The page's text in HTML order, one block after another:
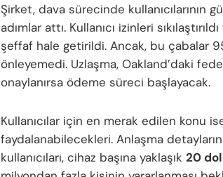
Şirket, dava sürecinde kullanıcılarının
adımlar attı. Kullanıcı izinleri
şeffaf hale getirildi. Ancak, bu çabalar
önleyemedi. Uzlaşma, Oakland’daki
onaylanırsa ödeme süreci başlayacak.
Kullanıcılar için en merak edilen konu
faydalanabilecekleri. Anlaşma
kullanıcıları, cihaz başına yaklaşık 20